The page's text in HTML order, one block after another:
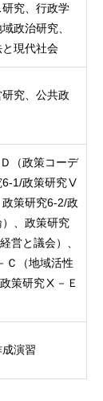
究、行政学
政治研究、
現代社会
究、公共政
（政策コーデ
6-1/政策研究Ⅴ
策研究6-2/政
、政策研究
営と議会）、
Ｃ（地域活性
策研究Ⅹ－Ｅ
演習